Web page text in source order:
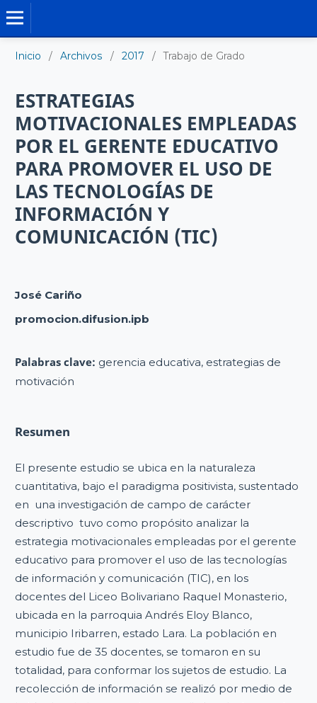
Inicio / Archivos / 2017 / Trabajo de Grado
ESTRATEGIAS
MOTIVACIONALES EMPLEADAS
POR EL GERENTE EDUCATIVO
PARA PROMOVER EL USO DE
LAS TECNOLOGÍAS DE
INFORMACIÓN Y
COMUNICACIÓN (TIC)
José Cariño
promocion.difusion.ipb
Palabras clave: gerencia educativa, estrategias de
motivación
Resumen
El presente estudio se ubica en la naturaleza
cuantitativa, bajo el paradigma positivista, sustentado
en una investigación de campo de carácter
descriptivo tuvo como propósito analizar la
estrategia motivacionales empleadas por el gerente
educativo para promover el uso de las tecnologías
de información y comunicación (TIC), en los
docentes del Liceo Bolivariano Raquel Monasterio,
ubicada en la parroquia Andrés Eloy Blanco,
municipio Iribarren, estado Lara. La población en
estudio fue de 35 docentes, se tomaron en su
totalidad, para conformar los sujetos de estudio. La
recolección de información se realizó por medio de